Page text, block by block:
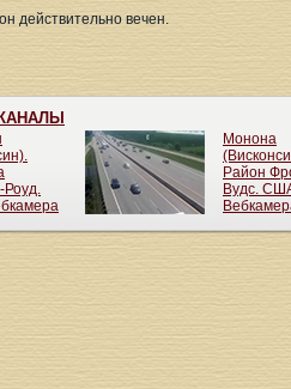
действительно вечен.